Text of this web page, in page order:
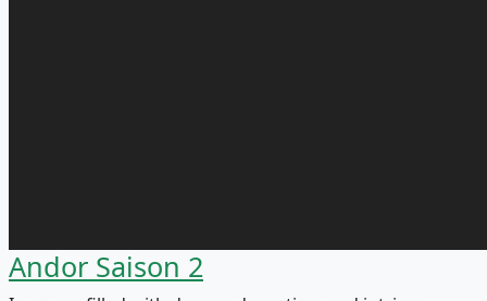
Andor Saison 2